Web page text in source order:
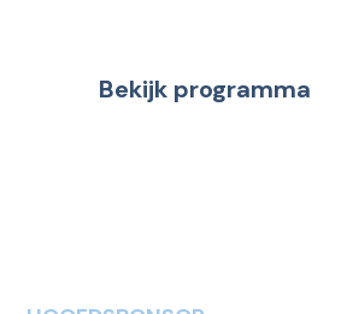
Bekijk programma